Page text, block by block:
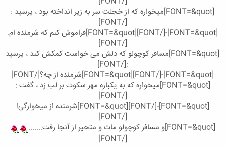
[FONT=&quot]میخواره که از خجلت سر به زیر انداخته بود ، پرسید :
[/FONT]
[FONT=&quot]-[/FONT]
[FONT=&quot]فراموش کنم که شرمنده ام.
[/FONT]
[FONT=&quot]مسافر کوچولو که دلش می خواست کمکش کند ، پرسید
:[/FONT]
[FONT=&quot]-[/FONT]
[FONT=&quot]شرمنده از چه؟[/FONT]
[FONT=&quot]میخواره که به یکباره مهر سکوت بر لب زد ، گفت :
[/FONT]
[FONT=&quot]-[/FONT]
[FONT=&quot]شرمنده از میخوارگی!
[/FONT]
[FONT=&quot]و مسافر کوچولو مات و متحیر از آنجا رفت.......
[/FONT]